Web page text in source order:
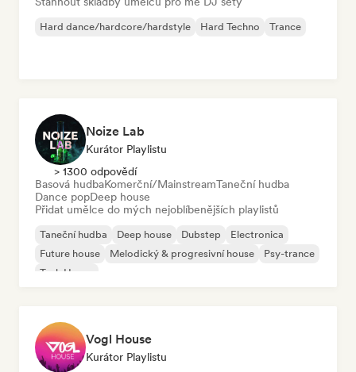
Hard dance/hardcore/hardstyle Hard Techno Trance
Noize Lab
Kurátor Playlistu
> 1300 odpovědí
Basová hudbaKomerční/MainstreamTaneční hudba
Dance popDeep house
Přidat umělce do mých nejoblíbenějších playlistů
Taneční hudba Deep house Dubstep
Electronica
Future house
Melodický & progresivní house
Psy-trance
Tech House
Vogl House
Kurátor Playlistu